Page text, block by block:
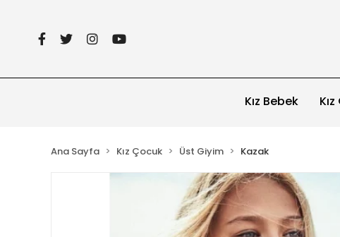
Kız Bebek
Ana Sayfa Kız Çocuk Üst Giyim Kazak